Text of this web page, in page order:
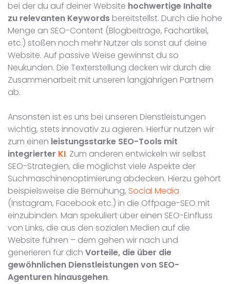
bei der du auf deiner Website hochwertige Inhalte
zu relevanten Keywords bereitstellst. Durch die hohe
Menge an SEO-Content (Blogbeiträge, Fachartikel,
etc.) stoßen noch mehr Nutzer als sonst auf deine
Website. Auf passive Weise gewinnst du so
Neukunden. Die Texterstellung decken wir durch die
Zusammenarbeit mit unseren langjährigen Partnern
ab.
Ansonsten ist es uns bei unseren Dienstleistungen
wichtig, stets innovativ zu agieren. Hierfür nutzen wir
zum einen leistungsstarke SEO-Tools mit
integrierter KI. Zum anderen entwickeln wir selbst
SEO-Strategien, die möglichst viele Aspekte der
Suchmaschinenoptimierung abdecken. Hierzu gehört
beispielsweise die Bemühung, Social Media
(Instagram, Facebook etc.) in die Offpage-SEO mit
einzubinden. Man spekuliert über einen SEO-Einfluss
von Links, die aus den sozialen Medien auf die
Website führen – dem gehen wir nach und
generieren für dich Vorteile, die über die
gewöhnlichen Dienstleistungen von SEO-
Agenturen hinausgehen.